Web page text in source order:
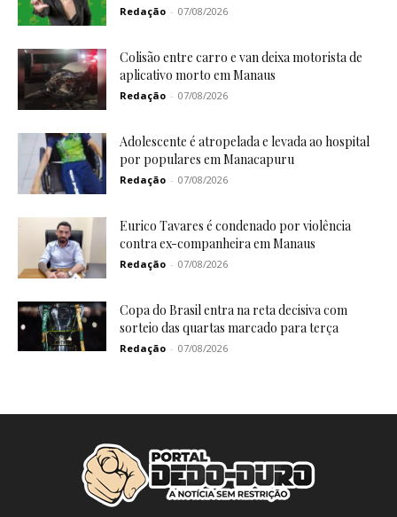
Redação - 07/08/2026
Colisão entre carro e van deixa motorista de
aplicativo morto em Manaus
Redação - 07/08/2026
Adolescente é atropelada e levada ao hospital
por populares em Manacapuru
Redação - 07/08/2026
Eurico Tavares é condenado por violência
contra ex-companheira em Manaus
Redação - 07/08/2026
Copa do Brasil entra na reta decisiva com
sorteio das quartas marcado para terça
Redação - 07/08/2026